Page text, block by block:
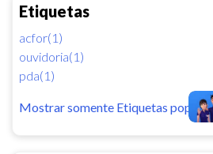
Etiquetas
acfor(1)
ouvidoria(1)
pda(1)
Mostrar somente Etiquetas popular